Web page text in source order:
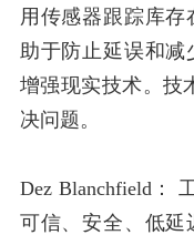
用传感器跟踪库
助于防止延误和减
增强现实技术。技
决问题。
Dez Blanchfield：
可信、安全、低延